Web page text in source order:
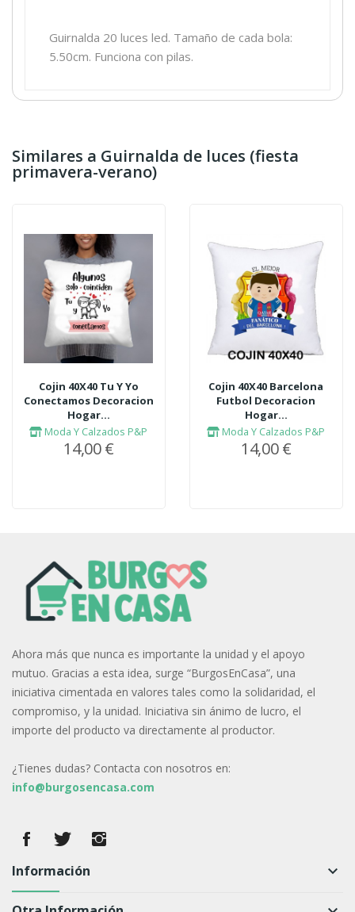
Guirnalda 20 luces led. Tamaño de cada bola:
5.50cm. Funciona con pilas.
Similares a Guirnalda de luces (fiesta
primavera-verano)
Cojin 40X40 Tu Y Yo
Conectamos Decoracion
Hogar...
Moda Y Calzados P&P
14,00 €
Cojin 40X40 Barcelona
Futbol Decoracion
Hogar...
Moda Y Calzados P&P
14,00 €
Ahora más que nunca es importante la unidad y el apoyo
mutuo. Gracias a esta idea, surge “BurgosEnCasa”, una
iniciativa cimentada en valores tales como la solidaridad, el
compromiso, y la unidad. Iniciativa sin ánimo de lucro, el
importe del producto va directamente al productor.
¿Tienes dudas? Contacta con nosotros en:
info@burgosencasa.com
Información keyboard_arrow_down